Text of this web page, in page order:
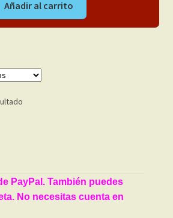
Añadir al carrito
PayPal. También puedes
No necesitas cuenta en